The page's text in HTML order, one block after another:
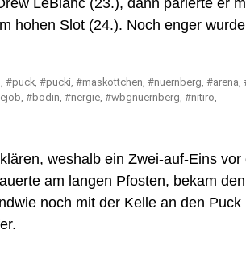
LeBlanc (23.), dann parierte er
hohen Slot (24.). Noch enger
weshalb ein Zwei-auf-Eins vor
am langen Pfosten, bekam
noch mit der Kelle an den Puck